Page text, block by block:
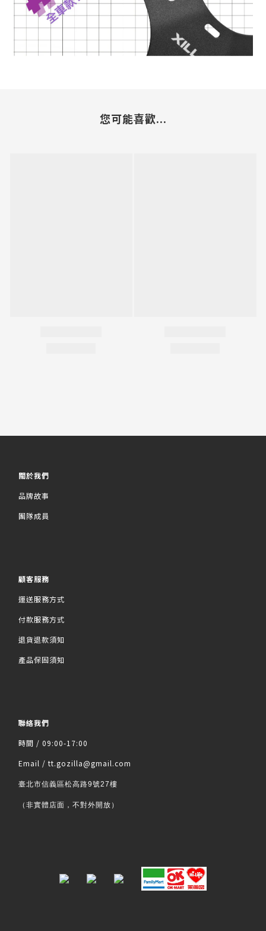
您可能喜歡...
關於我們
品牌故事
團隊成員
顧客服務
運送服務方式
付款服務方式
退貨退款須知
產品保固須知
聯絡我們
時間 / 09:00-17:00
Email / tt.gozilla@gmail.com
臺北市信義區松高路9號27樓
（非實體店面，不對外開放）